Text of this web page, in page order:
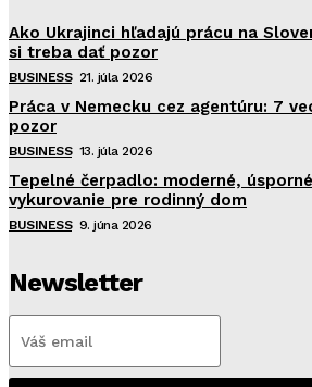
Ako Ukrajinci hľadajú prácu na
si treba dať pozor
BUSINESS 21. júla 2026
Práca v Nemecku cez agentúru: 7
pozor
BUSINESS 13. júla 2026
Tepelné čerpadlo: moderné,
vykurovanie pre rodinný dom
BUSINESS 9. júna 2026
Newsletter